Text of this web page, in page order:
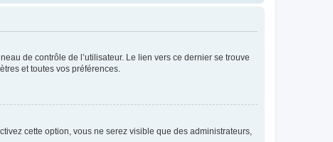
de contrôle de l’utilisateur. Le lien vers ce dernier se trouve
et toutes vos préférences.
cette option, vous ne serez visible que des administrateurs,